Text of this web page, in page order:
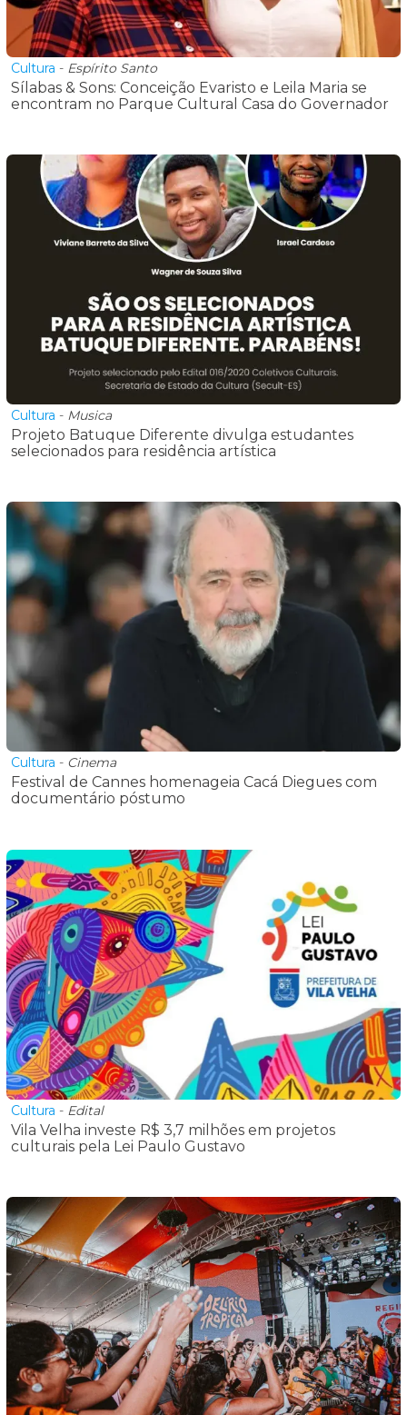
Cultura - Espírito Santo
Sílabas & Sons: Conceição Evaristo e Leila Maria se
encontram no Parque Cultural Casa do Governador
Cultura - Musica
Projeto Batuque Diferente divulga estudantes
selecionados para residência artística
Cultura - Cinema
Festival de Cannes homenageia Cacá Diegues com
documentário póstumo
Cultura - Edital
Vila Velha investe R$ 3,7 milhões em projetos
culturais pela Lei Paulo Gustavo